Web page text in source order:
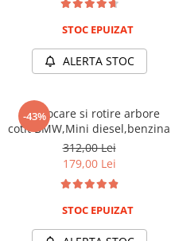
Pistoale de vopsit
Pistoale Pneumatice
Polizoare biax
Scule pentru nituit si capsat
Scule speciale
Diagnoza si masurari
Injectoare
Sistem directie
STOC EPUIZAT
ALERTA STOC
-43%
Kit blocare si rotire arbore
cotit BMW,Mini diesel,benzina
312,00 Lei
179,00 Lei
STOC EPUIZAT